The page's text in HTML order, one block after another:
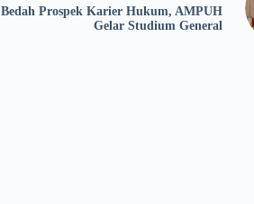
Bedah Prospek Karier Hukum, AMPUH
Gelar Studium General